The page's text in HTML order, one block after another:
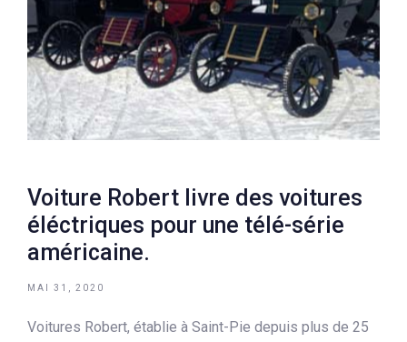
Voiture Robert livre des voitures
éléctriques pour une télé-série
américaine.
MAI 31, 2020
Voitures Robert, établie à Saint-Pie depuis plus de 25